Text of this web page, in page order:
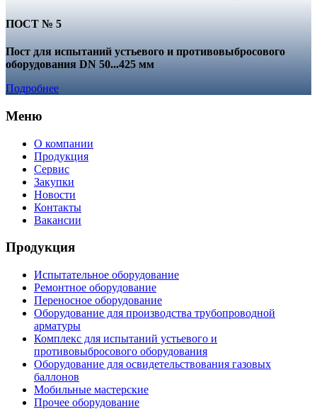
ПОСТ № 5
Пост для испытаний устьевого и противовыбросового
оборудования DN 50...425 мм
Подробнее
Меню
О компании
Продукция
Сервис
Закупки
Новости
Контакты
Вакансии
Продукция
Испытательное оборудование
Ремонтное оборудование
Переносное оборудование
Оборудование для производства трубопроводной
арматуры
Комплекс для испытаний устьевого и
противовыбросового оборудования
Оборудование для освидетельствования газовых
баллонов
Мобильные мастерские
Прочее оборудование